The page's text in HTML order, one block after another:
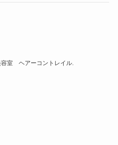
室 ヘアーコントレイル.